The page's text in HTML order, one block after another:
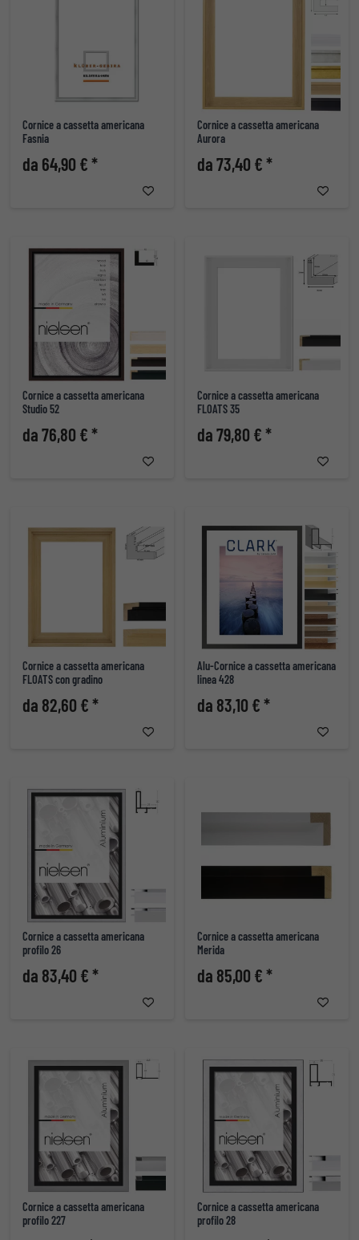
Cornice a cassetta americana
Fasnia
da 64,90 € *
Cornice a cassetta americana
Aurora
da 73,40 € *
Cornice a cassetta americana
Studio 52
da 76,80 € *
Cornice a cassetta americana
FLOATS 35
da 79,80 € *
Cornice a cassetta americana
FLOATS con gradino
da 82,60 € *
Alu-Cornice a cassetta americana
linea 428
da 83,10 € *
Cornice a cassetta americana
profilo 26
da 83,40 € *
Cornice a cassetta americana
Merida
da 85,00 € *
Cornice a cassetta americana
profilo 227
Cornice a cassetta americana
profilo 28